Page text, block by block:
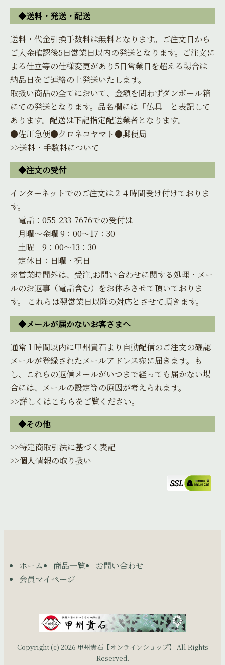
◆送料・発送・配送
送料・代金引換手数料は無料となります。ご注文日から
ご入金確認後5日営業日以内の発送となります。ご注文に
よる仕立等の仕様変更があり5日営業日を超える場合は
納品日をご連絡の上発送いたします。
取扱い商品の全てにおいて、金額を問わずダンボール箱
にての発送となります。品名欄には「仏具」と表記して
あります。配送は下記指定配送業者となります。
●佐川急便●クロネコヤマト●郵便局
>>送料・手数料について
◆注文の受付
インターネットでのご注文は２４時間受け付けておりま
す。
電話：055-233-7676での受付は
月曜～金曜 9：00～17：30
土曜 9：00～13：30
定休日：日曜・祝日
※営業時間外は、受注,お問い合わせに関する処理・メー
ルのお返事（電話含む）をお休みさせて頂いておりま
す。 これらは翌営業日以降の対応とさせて頂きます。
◆メールが届かないお客さまへ
通常１時間以内に甲州貴石より自動配信のご注文の確認
メールが登録されたメールアドレス宛に届きます。も
し、これらの返信メールがいつまで経っても届かない場
合には、メールの設定等の原因が考えられます。
>>詳しくはこちらをご覧ください。
◆その他
>>特定商取引法に基づく表記
>>個人情報の取り扱い
ホーム 商品一覧
お問い合わせ
会員マイページ
Copyright (c) 2026 甲州貴石【オンラインショップ】 All Rights
Reserved.